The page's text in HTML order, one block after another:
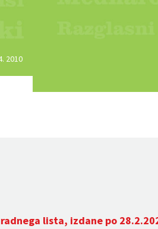
2010
lista, izdane po